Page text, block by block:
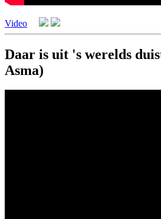
Video
Daar is uit 's werelds
Asma)